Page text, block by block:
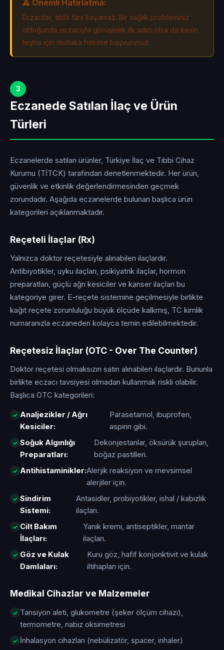
⚠️ Önemli Hatırlatma:
Eczacılar, tıbbi tanı koyamaz. Bir sağlık probleminiz
olduğunda eczacıyla görüşmek ilk adım olsa da kesin
teşhis için mutlaka hekime başvurunuz.
3
Eczanede Satılan İlaç ve Ürün
Türleri
Eczanelerde satılan ürünler, Türkiye İlaç ve Tıbbi Cihaz
Kurumu (TİTCK) tarafından denetlenmektedir. Her ürün,
güvenlik ve etkinlik değerlendirmesinden geçmek
zorundadır. Aşağıda eczanelerde bulunan başlıca ürün
kategorileri açıklanmaktadır.
Reçeteli İlaçlar (Rx)
Yalnızca doktor reçetesiyle alınabilen ilaçlardır.
Antibiyotikler, uyku ilaçları, psikiyatrik ilaçlar, hormon
preparatları, güçlü ağrı kesiciler ve kanser ilaçları bu
kategoriye girer. E-reçete sistemine geçilmesiyle birlikte
kağıt reçete zorunluluğu büyük ölçüde kalkmış, TC kimlik
numaranızla eczaneden kolayca temin edilebilmektedir.
Reçetesiz İlaçlar (OTC - Over The Counter)
Doktor reçetesi olmaksızın satın alınabilen ilaçlardır. Bununla
birlikte eczacı tavsiyesi olmadan kullanmak riskli olabilir.
Başlıca OTC kategorileri:
Analjezikler / Ağrı
Kesiciler:
Parasetamol, ibuprofen,
aspirin gibi.
Soğuk Algınlığı
Preparatları:
Dekonjestanlar, öksürük şurupları,
boğaz pastilleri.
Antihistaminikler:Alerjik reaksiyon ve mevsimsel
alerjiler için.
Sindirim
Sistemi:
Antasidler, probiyotikler, ishal / kabızlık
ilaçları.
Cilt Bakım
İlaçları:
Yanık kremi, antiseptikler, mantar
ilaçları.
Göz ve Kulak
Damlaları:
Kuru göz, hafif konjonktivit ve kulak
iltihapları için.
Medikal Cihazlar ve Malzemeler
Tansiyon aleti, glukometre (şeker ölçüm cihazı),
termometre, nabız oksimetresi
İnhalasyon cihazları (nebülizatör, spacer, inhaler)